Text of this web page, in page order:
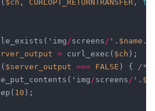
$ch , CURLOPT_RETURNTRANSFER ,
/screens/ '. $name
= curl_exec( $ch );
( $server_output === FALSE ) { /*
/screens/ '.
10 );